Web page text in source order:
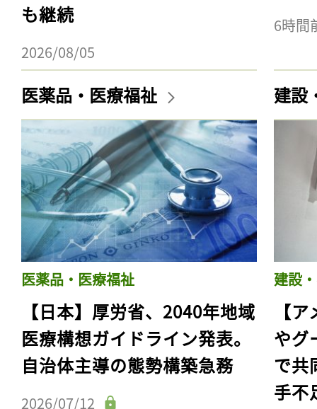
も継続
2026/08/05
6時間
医薬品・医療福祉
医薬品・医療福祉
【日本】厚労省、2040年地域
医療構想ガイドライン発表。
自治体主導の態勢構築急務
2026/07/12
建設
建設
【
やグ
で共
手不